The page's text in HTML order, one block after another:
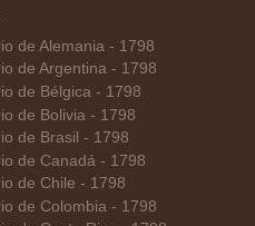
de Alemania - 1798
de Argentina - 1798
de Bélgica - 1798
de Bolivia - 1798
de Brasil - 1798
de Canadá - 1798
de Chile - 1798
de Colombia - 1798